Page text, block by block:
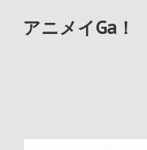
アニメイGa！